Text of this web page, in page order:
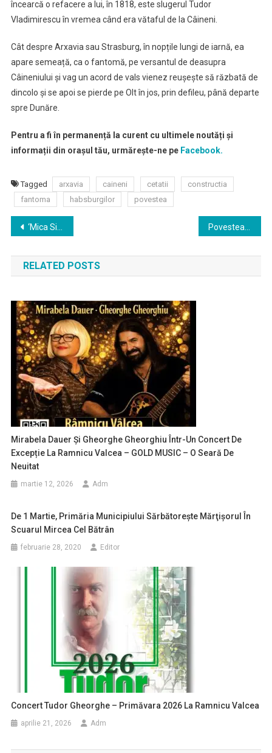
încearcă o refacere a lui, în 1818, este slugerul Tudor
Vladimirescu în vremea când era vătaful de la Câineni.
Cât despre Arxavia sau Strasburg, în nopțile lungi de iarnă, ea
apare semeață, ca o fantomă, pe versantul de deasupra
Câineniului și vag un acord de vals vienez reușește să răzbată de
dincolo și se apoi se pierde pe Olt în jos, prin defileu, până departe
spre Dunăre.
Pentru a fi în permanență la curent cu ultimele noutăți și
informații din orașul tău, urmărește-ne peFacebook.
Tagged arxavia caineni cetatii
constructia
fantoma
habsburgilor povestea
Navigare
în
articole
‘Mica Sirenă’ din stațiunea Olănești, statuia care amintește de poveștile vikingilor
RELATED POSTS
Mirabela Dauer Și Gheorghe Gheorghiu Într-Un Concert De
Excepție La Ramnicu Valcea – GOLD MUSIC – O Seară De
Neuitat
martie 12, 2026 Adm
De 1 Martie, Primăria Municipiului Sărbătoreşte Mărţişorul În
Scuarul Mircea Cel Bătrân
februarie 28, 2020 Editor
Concert Tudor Gheorghe – Primăvara 2026 La Ramnicu Valcea
aprilie 21, 2026 Adm